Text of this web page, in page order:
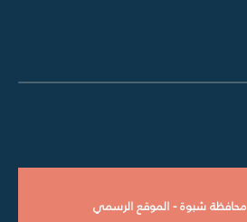
محافظة شبوة - الموقع الرسمي